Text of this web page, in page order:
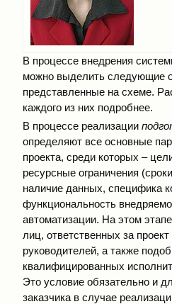
В процессе внедрения
можно выделить следующие
представленные на схеме.
каждого из них подробнее.
В процессе реализации
определяют все основные
проекта, среди которых –
ресурсные ограничения
наличие данных, специфика
функциональность
автоматизации. На этом
лиц, ответственных за
руководителей, а также
квалифицированных
Это условие обязательно и
заказчика в случае